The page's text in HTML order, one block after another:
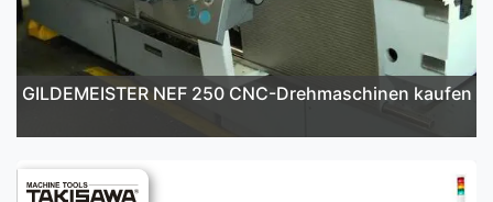
GILDEMEISTER NEF 250 CNC-Drehmaschinen kaufen